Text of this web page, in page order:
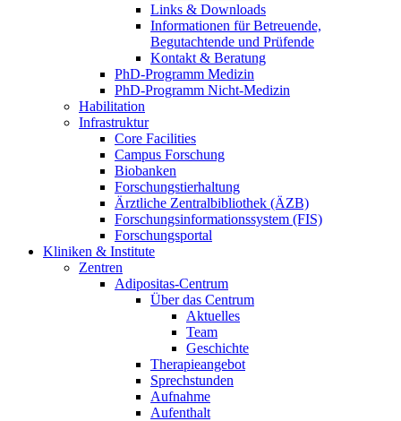
Links & Downloads
Informationen für Betreuende,
Begutachtende und Prüfende
Kontakt & Beratung
PhD-Programm Medizin
PhD-Programm Nicht-Medizin
Habilitation
Infrastruktur
Core Facilities
Campus Forschung
Biobanken
Forschungstierhaltung
Ärztliche Zentralbibliothek (ÄZB)
Forschungsinformationssystem (FIS)
Forschungsportal
Kliniken & Institute
Zentren
Adipositas-Centrum
Über das Centrum
Aktuelles
Team
Geschichte
Therapieangebot
Sprechstunden
Aufnahme
Aufenthalt